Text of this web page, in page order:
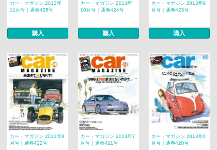
カー・マガジン 2013年
11月号｜通巻425号
購入
カー・マガジン 2013年
10月号｜通巻424号
購入
カー・マガジン 2013年9
月号｜通巻423号
購入
カー・マガジン 2013年8
月号｜通巻422号
カー・マガジン 2013年7
月号｜通巻421号
カー・マガジン 2013年6
月号｜通巻420号